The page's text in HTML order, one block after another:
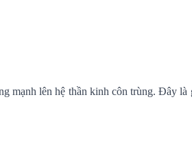
mạnh lên hệ thần kinh côn trùng. Đây